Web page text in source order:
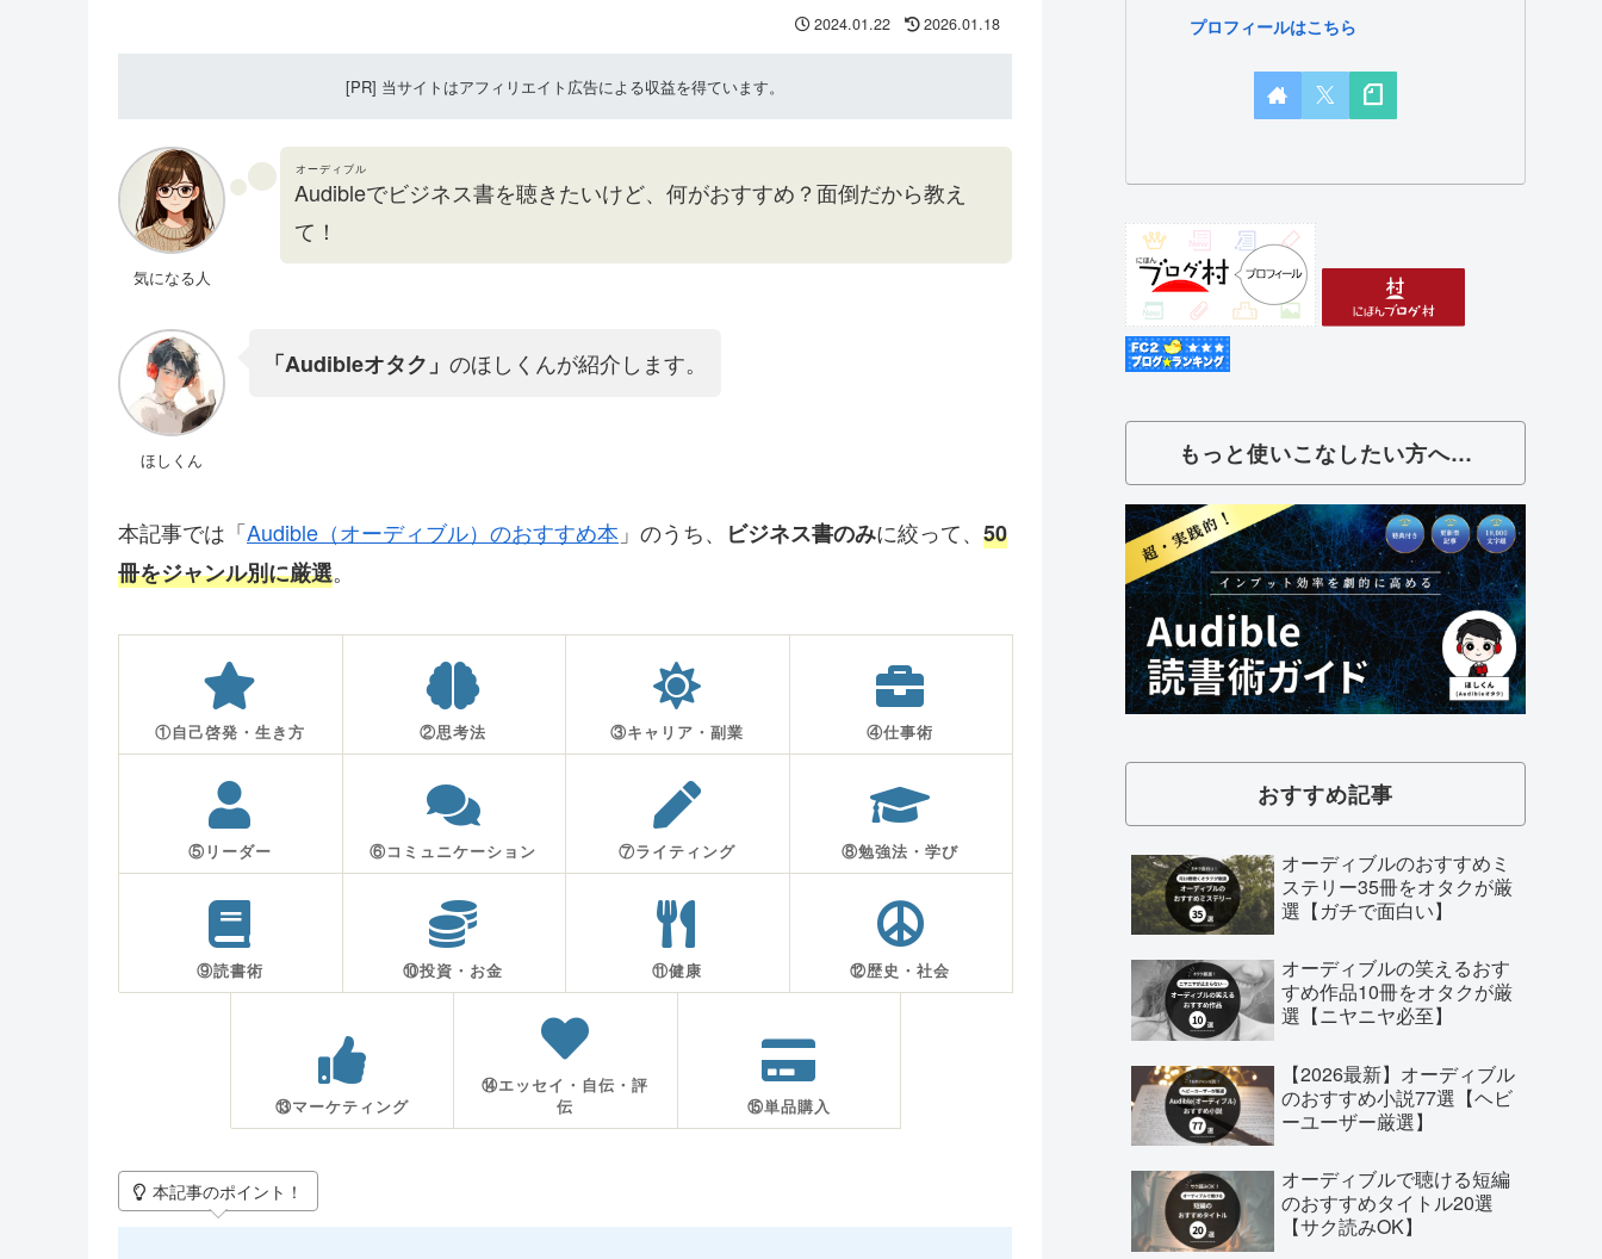
2024.01.22 2026.01.18
[PR] 当サイトはアフィリエイト広告による収益を得ています。
気になる人
Audible
オーディブル
でビジネス書を聴きたいけど、何がおすすめ？面倒だから教え
て！
ほしくん
「Audibleオタク」 のほしくんが紹介します。
本記事では「Audible（オーディブル）のおすすめ本 」のうち、 ビジネス書のみに絞って、 50
冊をジャンル別に厳選。
①自己啓発・生き方 ②思考法 ③キャリア・副業 ④仕事術
⑤リーダー ⑥コミュニケーション ⑦ライティング ⑧勉強法・学び
⑨読書術 ⑩投資・お金 ⑪健康 ⑫歴史・社会
⑬マーケティング
⑭エッセイ・自伝・評
伝
⑮単品購入
本記事のポイント！
プロフィールはこちら
もっと使いこなしたい方へ…
おすすめ記事
オーディブルのおすすめミ
ステリー35冊をオタクが厳
選【ガチで面白い】
オーディブルの笑えるおす
すめ作品10冊をオタクが厳
選【ニヤニヤ必至】
【2026最新】オーディブル
のおすすめ小説77選【ヘビ
ーユーザー厳選】
オーディブルで聴ける短編
のおすすめタイトル20選
【サク読みOK】